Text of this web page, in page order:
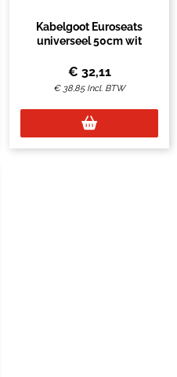
Kabelgoot Euroseats
universeel 50cm wit
€ 32,11
€ 38,85 Incl. BTW